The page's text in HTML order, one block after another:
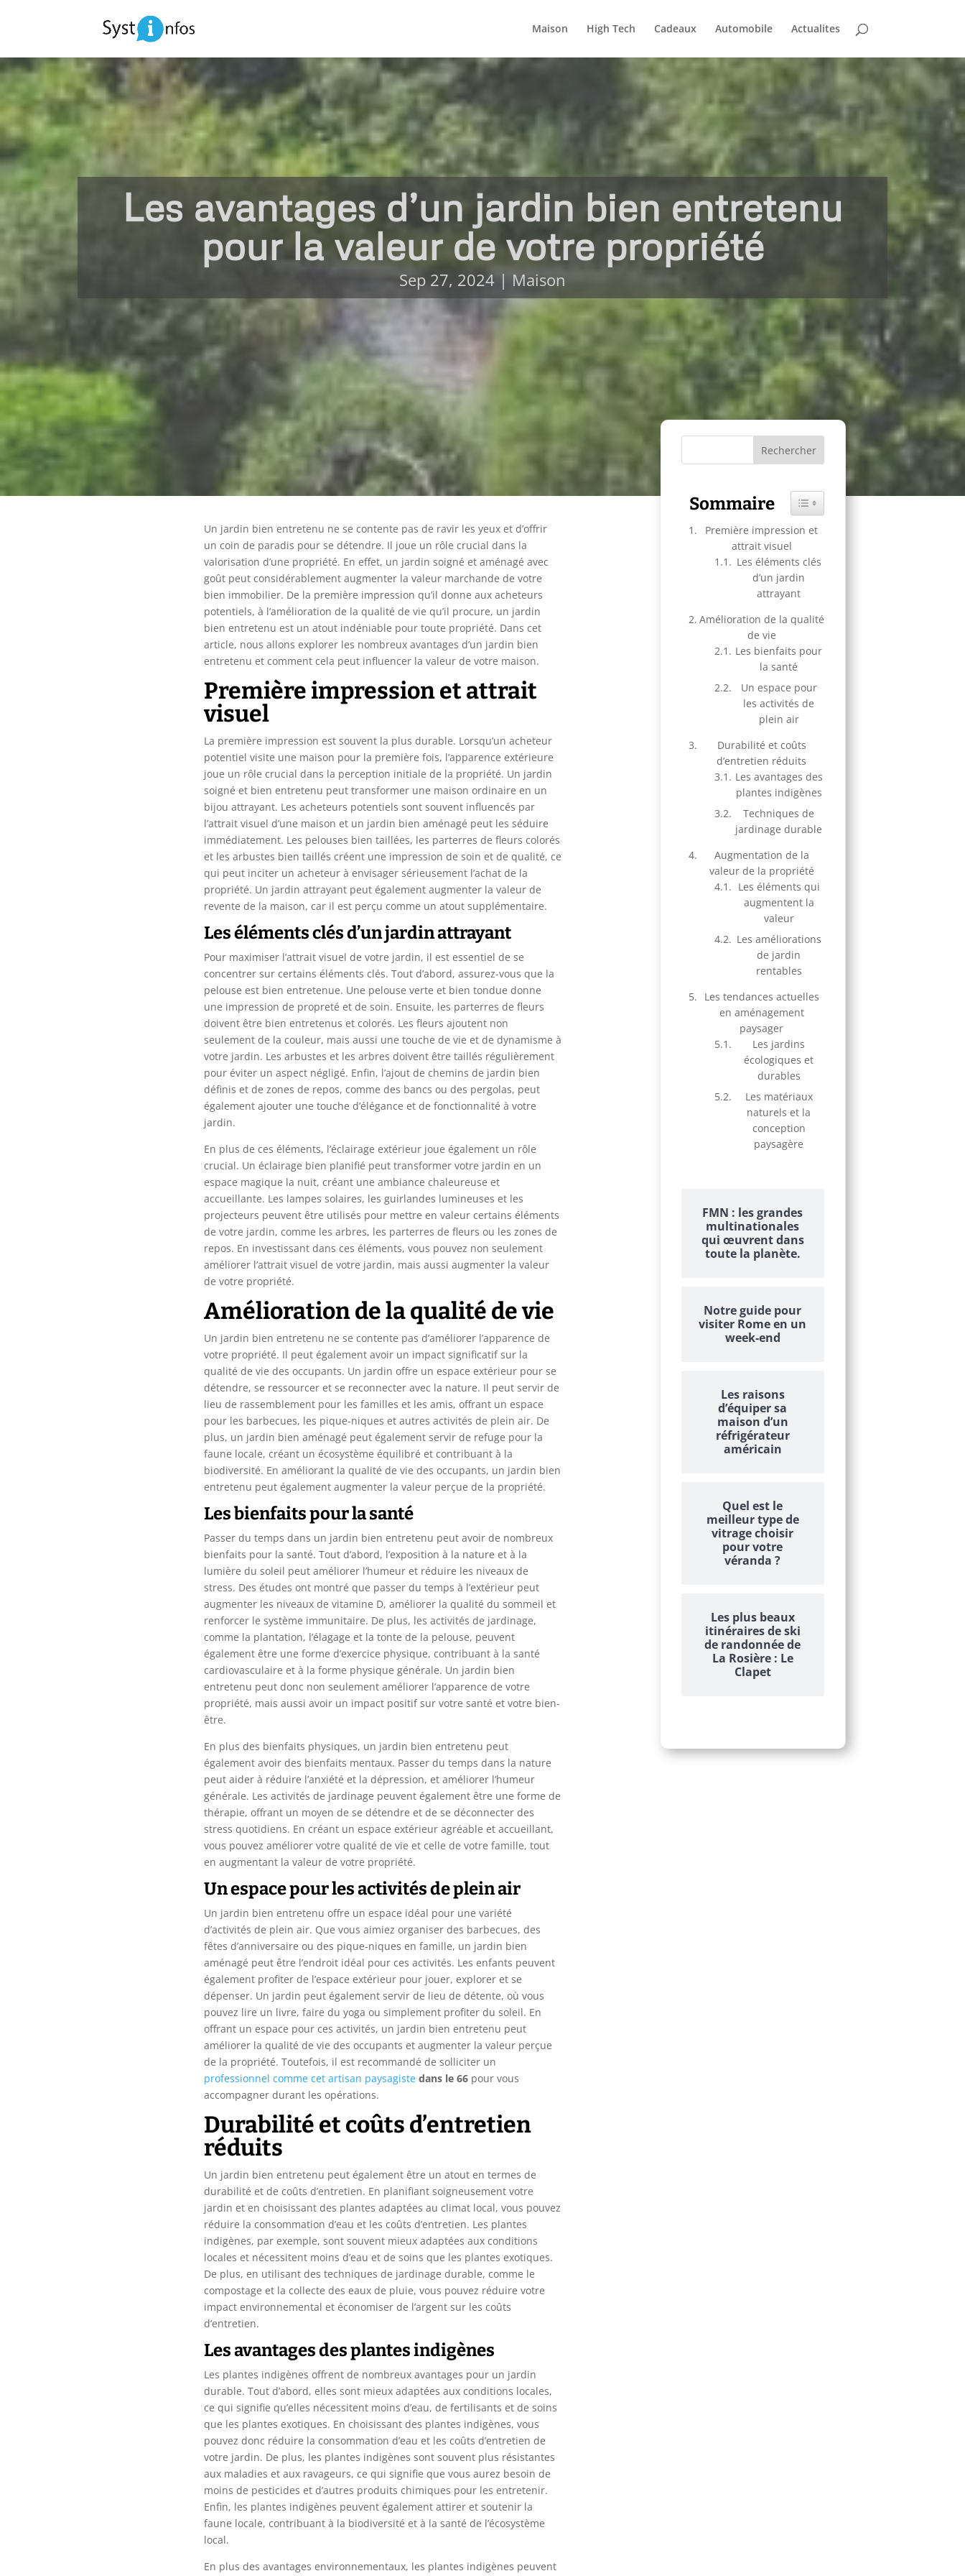
Maison High Tech Cadeaux Automobile Actualites
Les avantages d’un jardin bien entretenu
pour la valeur de votre propriété
Sep 27, 2024 | Maison
Un jardin bien entretenu ne se contente pas de ravir les yeux et d’offrir
un coin de paradis pour se détendre. Il joue un rôle crucial dans la
valorisation d’une propriété. En effet, un jardin soigné et aménagé avec
goût peut considérablement augmenter la valeur marchande de votre
bien immobilier. De la première impression qu’il donne aux acheteurs
potentiels, à l’amélioration de la qualité de vie qu’il procure, un jardin
bien entretenu est un atout indéniable pour toute propriété. Dans cet
article, nous allons explorer les nombreux avantages d’un jardin bien
entretenu et comment cela peut influencer la valeur de votre maison.
Première impression et attrait
visuel
La première impression est souvent la plus durable. Lorsqu’un acheteur
potentiel visite une maison pour la première fois, l’apparence extérieure
joue un rôle crucial dans la perception initiale de la propriété. Un jardin
soigné et bien entretenu peut transformer une maison ordinaire en un
bijou attrayant. Les acheteurs potentiels sont souvent influencés par
l’attrait visuel d’une maison et un jardin bien aménagé peut les séduire
immédiatement. Les pelouses bien taillées, les parterres de fleurs colorés
et les arbustes bien taillés créent une impression de soin et de qualité, ce
qui peut inciter un acheteur à envisager sérieusement l’achat de la
propriété. Un jardin attrayant peut également augmenter la valeur de
revente de la maison, car il est perçu comme un atout supplémentaire.
Les éléments clés d’un jardin attrayant
Pour maximiser l’attrait visuel de votre jardin, il est essentiel de se
concentrer sur certains éléments clés. Tout d’abord, assurez-vous que la
pelouse est bien entretenue. Une pelouse verte et bien tondue donne
une impression de propreté et de soin. Ensuite, les parterres de fleurs
doivent être bien entretenus et colorés. Les fleurs ajoutent non
seulement de la couleur, mais aussi une touche de vie et de dynamisme à
votre jardin. Les arbustes et les arbres doivent être taillés régulièrement
pour éviter un aspect négligé. Enfin, l’ajout de chemins de jardin bien
définis et de zones de repos, comme des bancs ou des pergolas, peut
également ajouter une touche d’élégance et de fonctionnalité à votre
jardin.
En plus de ces éléments, l’éclairage extérieur joue également un rôle
crucial. Un éclairage bien planifié peut transformer votre jardin en un
espace magique la nuit, créant une ambiance chaleureuse et
accueillante. Les lampes solaires, les guirlandes lumineuses et les
projecteurs peuvent être utilisés pour mettre en valeur certains éléments
de votre jardin, comme les arbres, les parterres de fleurs ou les zones de
repos. En investissant dans ces éléments, vous pouvez non seulement
améliorer l’attrait visuel de votre jardin, mais aussi augmenter la valeur
de votre propriété.
Amélioration de la qualité de vie
Un jardin bien entretenu ne se contente pas d’améliorer l’apparence de
votre propriété. Il peut également avoir un impact significatif sur la
qualité de vie des occupants. Un jardin offre un espace extérieur pour se
détendre, se ressourcer et se reconnecter avec la nature. Il peut servir de
lieu de rassemblement pour les familles et les amis, offrant un espace
pour les barbecues, les pique-niques et autres activités de plein air. De
plus, un jardin bien aménagé peut également servir de refuge pour la
faune locale, créant un écosystème équilibré et contribuant à la
biodiversité. En améliorant la qualité de vie des occupants, un jardin bien
entretenu peut également augmenter la valeur perçue de la propriété.
Les bienfaits pour la santé
Passer du temps dans un jardin bien entretenu peut avoir de nombreux
bienfaits pour la santé. Tout d’abord, l’exposition à la nature et à la
lumière du soleil peut améliorer l’humeur et réduire les niveaux de
stress. Des études ont montré que passer du temps à l’extérieur peut
augmenter les niveaux de vitamine D, améliorer la qualité du sommeil et
renforcer le système immunitaire. De plus, les activités de jardinage,
comme la plantation, l’élagage et la tonte de la pelouse, peuvent
également être une forme d’exercice physique, contribuant à la santé
cardiovasculaire et à la forme physique générale. Un jardin bien
entretenu peut donc non seulement améliorer l’apparence de votre
propriété, mais aussi avoir un impact positif sur votre santé et votre bien-
être.
En plus des bienfaits physiques, un jardin bien entretenu peut
également avoir des bienfaits mentaux. Passer du temps dans la nature
peut aider à réduire l’anxiété et la dépression, et améliorer l’humeur
générale. Les activités de jardinage peuvent également être une forme de
thérapie, offrant un moyen de se détendre et de se déconnecter des
stress quotidiens. En créant un espace extérieur agréable et accueillant,
vous pouvez améliorer votre qualité de vie et celle de votre famille, tout
en augmentant la valeur de votre propriété.
Un espace pour les activités de plein air
Un jardin bien entretenu offre un espace idéal pour une variété
d’activités de plein air. Que vous aimiez organiser des barbecues, des
fêtes d’anniversaire ou des pique-niques en famille, un jardin bien
aménagé peut être l’endroit idéal pour ces activités. Les enfants peuvent
également profiter de l’espace extérieur pour jouer, explorer et se
dépenser. Un jardin peut également servir de lieu de détente, où vous
pouvez lire un livre, faire du yoga ou simplement profiter du soleil. En
offrant un espace pour ces activités, un jardin bien entretenu peut
améliorer la qualité de vie des occupants et augmenter la valeur perçue
de la propriété. Toutefois, il est recommandé de solliciter un
professionnel comme cet artisan paysagiste dans le 66 pour vous
accompagner durant les opérations.
Durabilité et coûts d’entretien
réduits
Un jardin bien entretenu peut également être un atout en termes de
durabilité et de coûts d’entretien. En planifiant soigneusement votre
jardin et en choisissant des plantes adaptées au climat local, vous pouvez
réduire la consommation d’eau et les coûts d’entretien. Les plantes
indigènes, par exemple, sont souvent mieux adaptées aux conditions
locales et nécessitent moins d’eau et de soins que les plantes exotiques.
De plus, en utilisant des techniques de jardinage durable, comme le
compostage et la collecte des eaux de pluie, vous pouvez réduire votre
impact environnemental et économiser de l’argent sur les coûts
d’entretien.
Les avantages des plantes indigènes
Les plantes indigènes offrent de nombreux avantages pour un jardin
durable. Tout d’abord, elles sont mieux adaptées aux conditions locales,
ce qui signifie qu’elles nécessitent moins d’eau, de fertilisants et de soins
que les plantes exotiques. En choisissant des plantes indigènes, vous
pouvez donc réduire la consommation d’eau et les coûts d’entretien de
votre jardin. De plus, les plantes indigènes sont souvent plus résistantes
aux maladies et aux ravageurs, ce qui signifie que vous aurez besoin de
moins de pesticides et d’autres produits chimiques pour les entretenir.
Enfin, les plantes indigènes peuvent également attirer et soutenir la
faune locale, contribuant à la biodiversité et à la santé de l’écosystème
local.
En plus des avantages environnementaux, les plantes indigènes peuvent
Sommaire Toggle Table of Content
Première impression et
attrait visuel
Les éléments clés
d’un jardin
attrayant
Amélioration de la qualité
de vie
Les bienfaits pour
la santé
Un espace pour
les activités de
plein air
Durabilité et coûts
d’entretien réduits
Les avantages des
plantes indigènes
Techniques de
jardinage durable
Augmentation de la
valeur de la propriété
Les éléments qui
augmentent la
valeur
Les améliorations
de jardin
rentables
Les tendances actuelles
en aménagement
paysager
Les jardins
écologiques et
durables
Les matériaux
naturels et la
conception
paysagère
FMN : les grandes
multinationales
qui œuvrent dans
toute la planète.
Notre guide pour
visiter Rome en un
week-end
Les raisons
d’équiper sa
maison d’un
réfrigérateur
américain
Quel est le
meilleur type de
vitrage choisir
pour votre
véranda ?
Les plus beaux
itinéraires de ski
de randonnée de
La Rosière : Le
Clapet